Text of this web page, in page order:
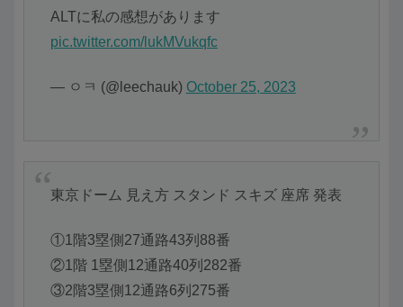
ALTに私の感想があります
pic.twitter.com/lukMVukqfc
— ㅇㅋ (@leechauk) October 25, 2023
東京ドーム 見え方 スタンド スキズ 座席 発表
①1階3塁側27通路43列88番
②1階 1塁側12通路40列282番
③2階3塁側12通路6列275番